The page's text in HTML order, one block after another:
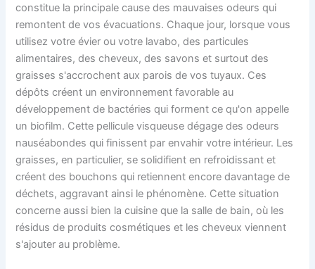
constitue la principale cause des mauvaises odeurs qui
remontent de vos évacuations. Chaque jour, lorsque vous
utilisez votre évier ou votre lavabo, des particules
alimentaires, des cheveux, des savons et surtout des
graisses s'accrochent aux parois de vos tuyaux. Ces
dépôts créent un environnement favorable au
développement de bactéries qui forment ce qu'on appelle
un biofilm. Cette pellicule visqueuse dégage des odeurs
nauséabondes qui finissent par envahir votre intérieur. Les
graisses, en particulier, se solidifient en refroidissant et
créent des bouchons qui retiennent encore davantage de
déchets, aggravant ainsi le phénomène. Cette situation
concerne aussi bien la cuisine que la salle de bain, où les
résidus de produits cosmétiques et les cheveux viennent
s'ajouter au problème.